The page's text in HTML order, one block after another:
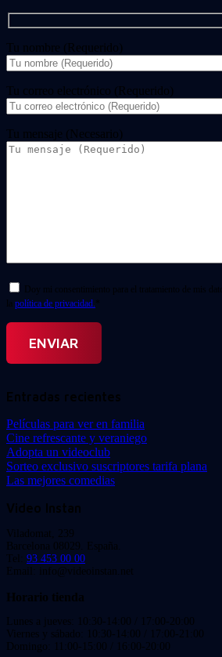
Tu nombre (Requerido)
Tu correo electrónico (Requerido)
Tu mensaje (Necesario)
Doy mi consentimiento para el tratamiento de mis
la política de privacidad. *
Entradas recientes
Películas para ver en familia
Cine refrescante y veraniego
Adopta un videoclub
Sorteo exclusivo suscriptores tarifa plana
Las mejores comedias
Video Instan
Viladomat, 239
Barcelona 08029. España.
Tel: 93 453 00 00
Email: info@videoinstan.net
Horario tienda
Lunes a jueves: 10:30-14:00 / 17:00-20:00
Viernes y sábado: 10:30-14:00 / 17:00-21:00
Domingo: 11:00-15:00 / 16:00-20:00